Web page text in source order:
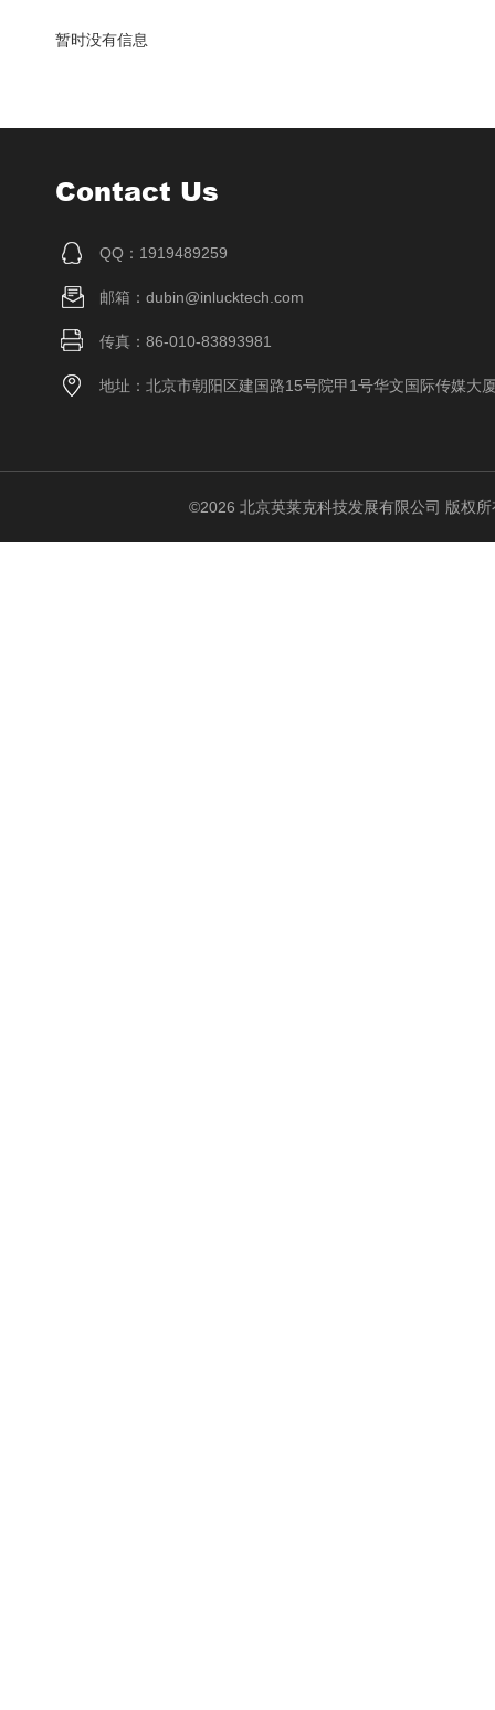
暂时没有信息
Contact Us
QQ：1919489259
邮箱：dubin@inlucktech.com
传真：86-010-83893981
地址：北京市朝阳区建国路15号院甲1号华文国际传媒大
©2026 北京英莱克科技发展有限公司 版